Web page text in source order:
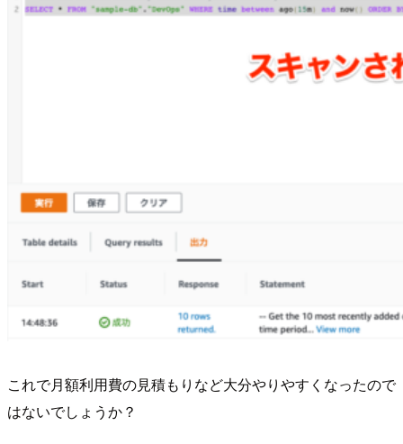
これで月額利用費の見積もりなど大分やりやすくなったので
はないでしょうか？